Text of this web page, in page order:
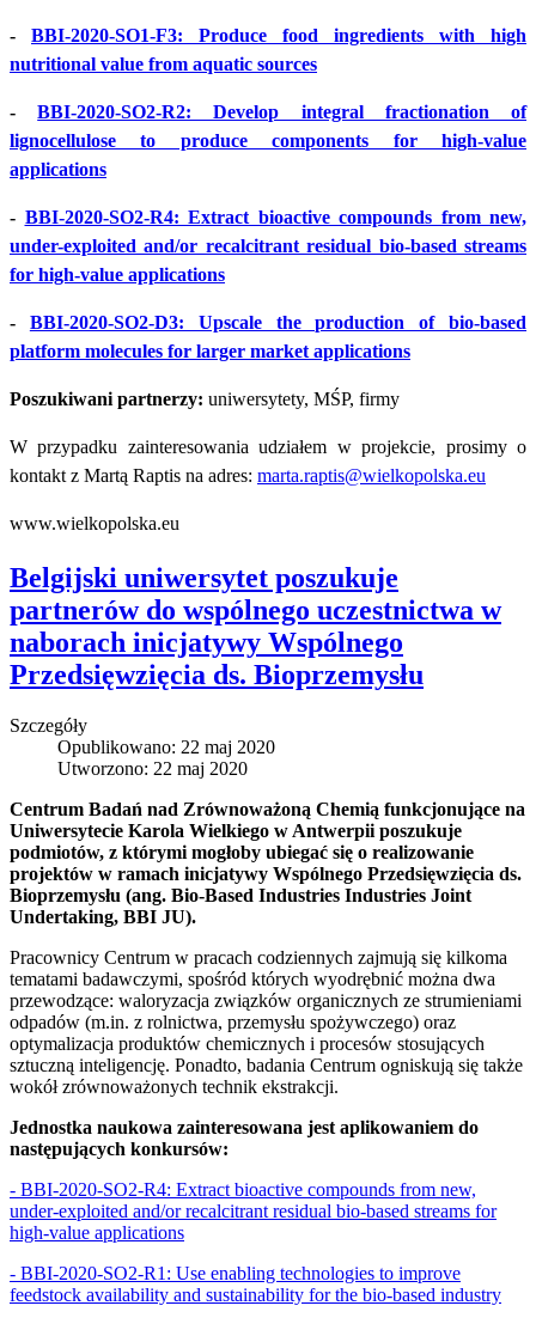
- BBI-2020-SO1-F3: Produce food ingredients with high
nutritional value from aquatic sources
-BBI-2020-SO2-R2: Develop integral fractionation of
lignocellulose to produce components for high-value
applications
- BBI-2020-SO2-R4: Extract bioactive compounds from new,
under-exploited and/or recalcitrant residual bio-based streams
for high-value applications
- BBI-2020-SO2-D3: Upscale the production of bio-based
platform molecules for larger market applications
Poszukiwani partnerzy: uniwersytety, MŚP, firmy
W przypadku zainteresowania udziałem w projekcie, prosimy o
kontakt z Martą Raptis na adres: marta.raptis@wielkopolska.eu
www.wielkopolska.eu
Belgijski uniwersytet poszukuje
partnerów do wspólnego uczestnictwa w
naborach inicjatywy Wspólnego
Przedsięwzięcia ds. Bioprzemysłu
Szczegóły
Opublikowano: 22 maj 2020
Utworzono: 22 maj 2020
Centrum Badań nad Zrównoważoną Chemią funkcjonujące na
Uniwersytecie Karola Wielkiego w Antwerpii poszukuje
podmiotów, z którymi mogłoby ubiegać się o realizowanie
projektów w ramach inicjatywy Wspólnego Przedsięwzięcia ds.
Bioprzemysłu (ang. Bio-Based Industries Industries Joint
Undertaking, BBI JU).
Pracownicy Centrum w pracach codziennych zajmują się kilkoma
tematami badawczymi, spośród których wyodrębnić można dwa
przewodzące: waloryzacja związków organicznych ze strumieniami
odpadów (m.in. z rolnictwa, przemysłu spożywczego) oraz
optymalizacja produktów chemicznych i procesów stosujących
sztuczną inteligencję. Ponadto, badania Centrum ogniskują się także
wokół zrównoważonych technik ekstrakcji.
Jednostka naukowa zainteresowana jest aplikowaniem do
następujących konkursów:
- BBI-2020-SO2-R4: Extract bioactive compounds from new,
under-exploited and/or recalcitrant residual bio-based streams for
high-value applications
- BBI-2020-SO2-R1: Use enabling technologies to improve
feedstock availability and sustainability for the bio-based industry